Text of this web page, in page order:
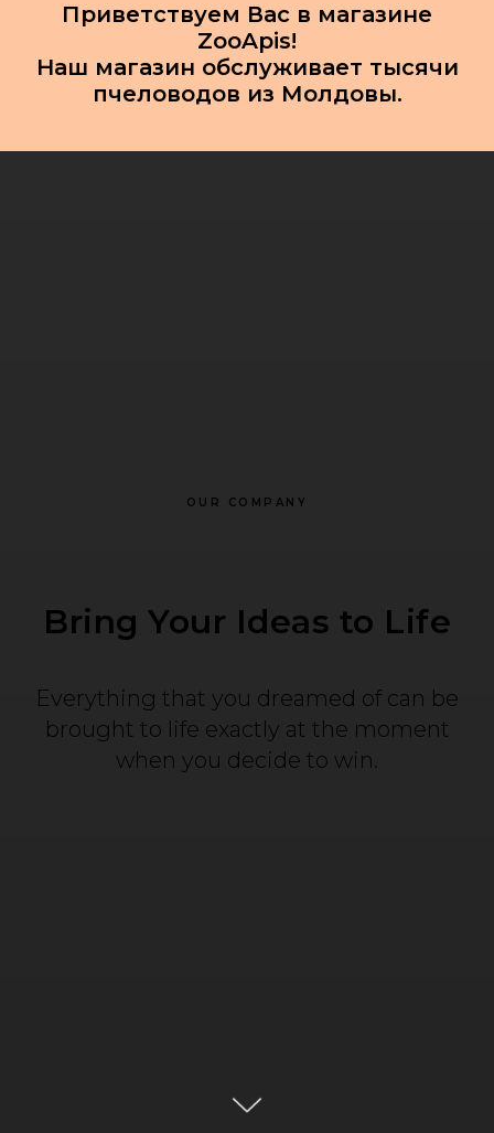
Приветствуем Вас в магазине
ZooApis!
Наш магазин обслуживает тысячи
пчеловодов из Молдовы.
OUR COMPANY
Bring Your Ideas to Life
Everything that you dreamed of can be
brought to life exactly at the moment
when you decide to win.